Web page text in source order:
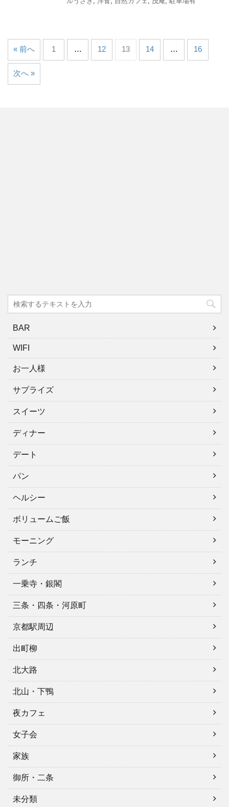
« 前へ 1 … 12 13 14 … 16
次へ »
BAR
WIFI
お一人様
サプライズ
スイーツ
ディナー
デート
パン
ヘルシー
ボリュームご飯
モーニング
ランチ
一乗寺・銀閣
三条・四条・河原町
京都駅周辺
出町柳
北大路
北山・下鴨
夜カフェ
女子会
家族
御所・二条
未分類